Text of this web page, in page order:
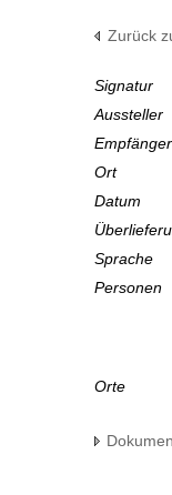
Zurück
Signatur
Aussteller
Empfänger
Ort
Datum
Sprache
Personen
Orte